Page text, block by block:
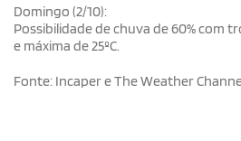
Domingo (2/10):
Possibilidade de chuva de 60% com
e máxima de 25ºC.
Fonte: Incaper e The Weather